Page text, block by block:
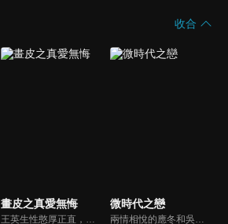
收合
畫皮之真愛無悔 微時代之戀
兩情相悅的應冬和吳安珀，因為個性關係使他們屢屢擦身而過，無疾而終。之後，應冬和樂觀開朗卻無比平凡的萬嘉在一起；吳安珀戀上了電影導演康子銳。一群即將畢業的大學生，在青春的尾巴經歷剪不斷理還亂的愛恨情仇。